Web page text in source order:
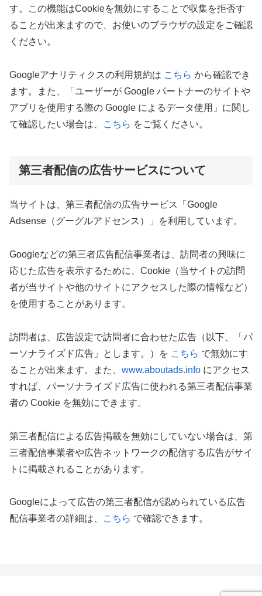
す。この機能はCookieを無効にすることで収集を拒否す
ることが出来ますので、お使いのブラウザの設定をご確認
ください。
Googleアナリティクスの利用規約は こちら から確認でき
ます。また、「ユーザーが Google パートナーのサイトや
アプリを使用する際の Google によるデータ使用」に関し
て確認したい場合は、
こちら をご覧ください。
第三者配信の広告サービスについて
当サイトは、第三者配信の広告サービス「Google
Adsense（グーグルアドセンス）」を利用しています。
Googleなどの第三者広告配信事業者は、訪問者の興味に
応じた広告を表示するために、Cookie（当サイトの訪問
者が当サイトや他のサイトにアクセスした際の情報など）
を使用することがあります。
訪問者は、広告設定で訪問者に合わせた広告（以下、「パ
ーソナライズド広告」とします。）を こちら で無効にす
ることが出来ます。また、 www.aboutads.info にアクセス
すれば、パーソナライズド広告に使われる第三者配信事業
者の Cookie を無効にできます。
第三者配信による広告掲載を無効にしていない場合は、第
三者配信事業者や広告ネットワークの配信する広告がサイ
トに掲載されることがあります。
Googleによって広告の第三者配信が認められている広告
配信事業者の詳細は、
こちら で確認できます。